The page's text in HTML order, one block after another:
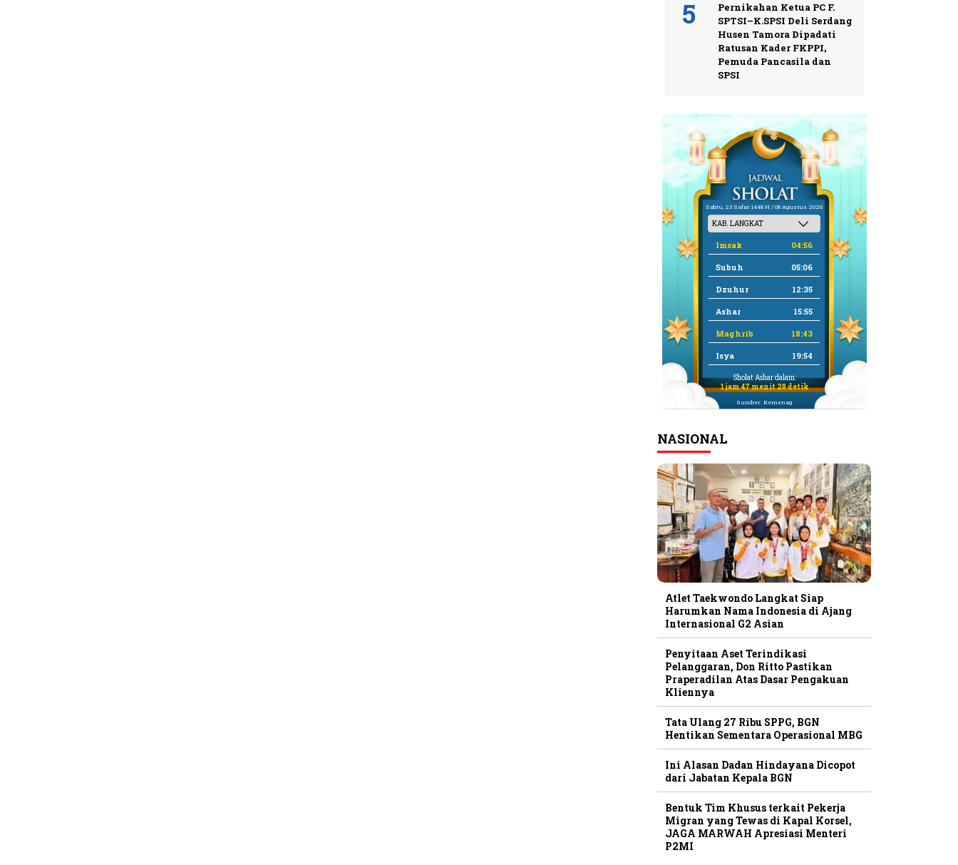
Pernikahan Ketua PC F.
SPTSI–K.SPSI Deli Serdang
Husen Tamora Dipadati
Ratusan Kader FKPPI,
Pemuda Pancasila dan
SPSI
Sabtu, 23 Safar 1448 H / 08 Agustus 2026
Imsak 04:56
Subuh 05:06
Dzuhur 12:35
Ashar 15:55
Maghrib 18:43
Isya 19:54
Sholat Ashar dalam:
1 jam 47 menit 28 detik
Sumber: Kemenag
NASIONAL
Atlet Taekwondo Langkat Siap
Harumkan Nama Indonesia di Ajang
Internasional G2 Asian
Penyitaan Aset Terindikasi
Pelanggaran, Don Ritto Pastikan
Praperadilan Atas Dasar Pengakuan
Kliennya
Tata Ulang 27 Ribu SPPG, BGN
Hentikan Sementara Operasional MBG
Ini Alasan Dadan Hindayana Dicopot
dari Jabatan Kepala BGN
Bentuk Tim Khusus terkait Pekerja
Migran yang Tewas di Kapal Korsel,
JAGA MARWAH Apresiasi Menteri
P2MI